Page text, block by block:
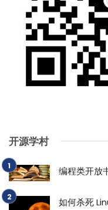
开源学村
编程类开放
如何杀死